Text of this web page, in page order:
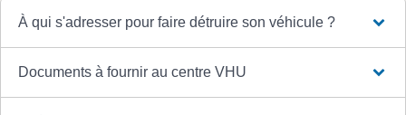
À qui s'adresser pour faire détruire son véhicule ?
Documents à fournir au centre VHU